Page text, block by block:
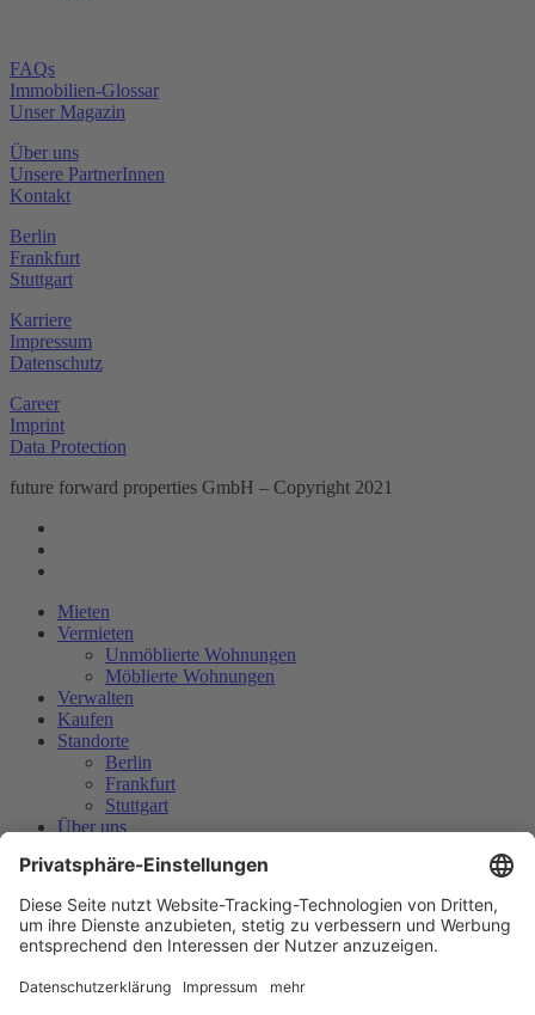
FAQs
Immobilien-Glossar
Unser Magazin
Über uns
Unsere PartnerInnen
Kontakt
Berlin
Frankfurt
Stuttgart
Karriere
Impressum
Datenschutz
Career
Imprint
Data Protection
future forward properties GmbH – Copyright 2021
Close
Menu
Mieten
Vermieten
Unmöblierte Wohnungen
Möblierte Wohnungen
Verwalten
Kaufen
Standorte
Berlin
Frankfurt
Stuttgart
Über uns
Kontakt
Magazin
English
Neueste Beiträge